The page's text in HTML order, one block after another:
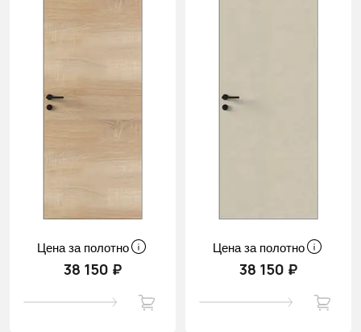
Цена за полотно
38 150 ₽
Цена за полотно
38 150 ₽